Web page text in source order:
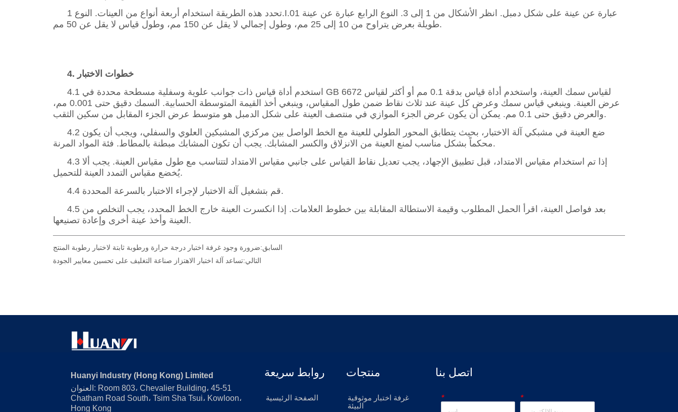
السابق:ضرورة وجود غرفة اختبار درجة حرارة ورطوبة ثابتة لاختبار رطوبة المنتج
التالي:تساعد آلة اختبار الاهتزاز صناعة التغليف على تحسين معايير الجودة
Huanyi Industry (Hong Kong) Limited
العنوان: Room 803، Chevalier Building، 45-51
Chatham Road South، Tsim Sha Tsui، Kowloon،
Hong Kong
روابط سريعة
الصفحة الرئيسية
منتجات
غرفة اختبار موثوقية
البيئة
اتصل بنا
* *